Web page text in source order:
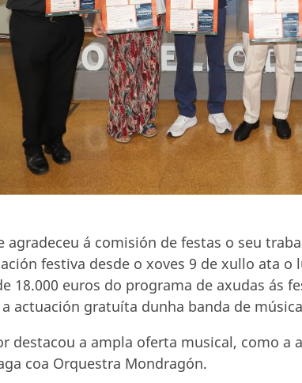
agradeceu á comisión de festas o seu
festiva desde o xoves 9 de xullo ata o
18.000 euros do programa de axudas ás
a actuación gratuíta dunha banda de
destacou a ampla oferta musical, como a
coa Orquestra Mondragón.